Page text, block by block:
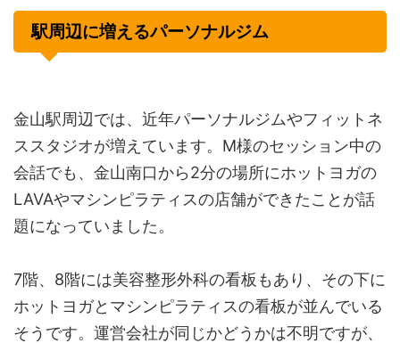
駅周辺に増えるパーソナルジム
金山駅周辺では、近年パーソナルジムやフィットネ
ススタジオが増えています。M様のセッション中の
会話でも、金山南口から2分の場所にホットヨガの
LAVAやマシンピラティスの店舗ができたことが話
題になっていました。
7階、8階には美容整形外科の看板もあり、その下に
ホットヨガとマシンピラティスの看板が並んでいる
そうです。運営会社が同じかどうかは不明ですが、